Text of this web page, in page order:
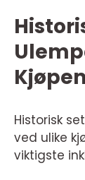
Historisk
ved ulike
viktigste